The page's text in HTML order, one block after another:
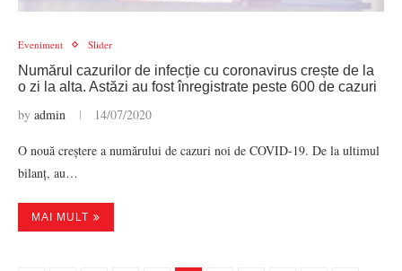
Eveniment Slider
Numărul cazurilor de infecție cu coronavirus crește de la
o zi la alta. Astăzi au fost înregistrate peste 600 de cazuri
by admin 14/07/2020
O nouă creștere a numărului de cazuri noi de COVID-19. De la ultimul
bilanț, au…
MAI MULT